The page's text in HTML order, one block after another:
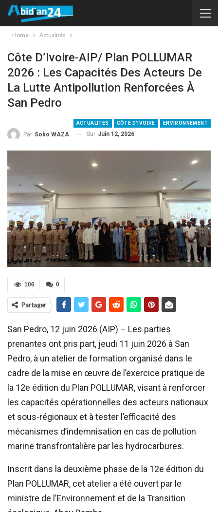
Home Actualités
Côte D’Ivoire-AIP/ Plan POLLUMAR
2026 : Les Capacités Des Acteurs De
La Lutte Antipollution Renforcées À
San Pedro
ACTUALITÉS CÔTE D'IVOIRE ENVIRONNEMENT
Par Soko WAZA Sur Juin 12, 2026
0
106
Partager
San Pedro, 12 juin 2026 (AIP) – Les parties
prenantes ont pris part, jeudi 11 juin 2026 à San
Pedro, à un atelier de formation organisé dans le
cadre de la mise en œuvre de l’exercice pratique de
la 12e édition du Plan POLLUMAR, visant à renforcer
les capacités opérationnelles des acteurs nationaux
et sous-régionaux et à tester l’efficacité des
mécanismes d’indemnisation en cas de pollution
marine transfrontalière par les hydrocarbures.
Inscrit dans la deuxième phase de la 12e édition du
Plan POLLUMAR, cet atelier a été ouvert par le
ministre de l’Environnement et de la Transition